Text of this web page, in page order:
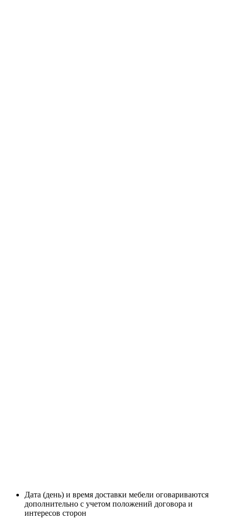
Дата (день) и время доставки мебели оговариваются
дополнительно с учетом положений договора и
интересов сторон